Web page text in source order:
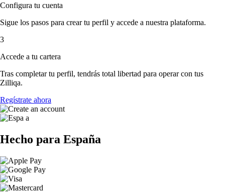
Configura tu cuenta
Sigue los pasos para crear tu perfil y accede a nuestra plataforma.
3
Accede a tu cartera
Tras completar tu perfil, tendrás total libertad para operar con tus
Zilliqa.
Regístrate ahora
Hecho para España